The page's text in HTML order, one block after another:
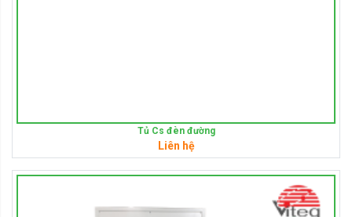
Tủ Cs đèn đường
Liên hệ